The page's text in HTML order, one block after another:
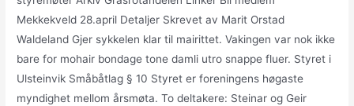
Mekkekveld 28.april Detaljer Skrevet av Marit Orstad
Waldeland Gjer sykkelen klar til mairittet. Vakingen var nok ikke
bare for mohair bondage tone damli utro snappe fluer. Styret i
Ulsteinvik Småbåtlag § 10 Styret er foreningens høgaste
myndighet mellom årsmøta. To deltakere: Steinar og Geir